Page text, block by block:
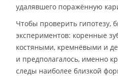
удалявшего поражённую
Чтобы проверить гипотезу,
экспериментов: коренные
костяными, кремнёвыми и
и предполагалось, именно
следы наиболее близкой